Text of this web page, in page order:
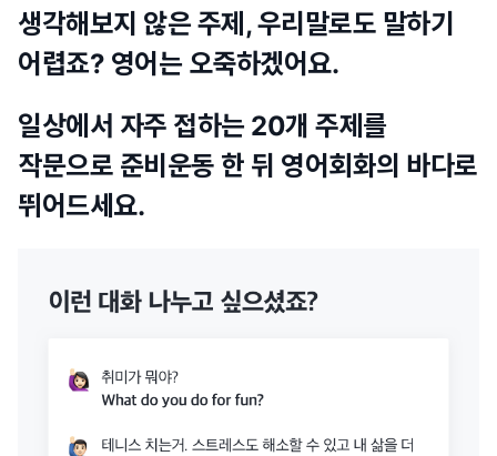
생각해보지 않은 주제, 우리말로도 말하기
어렵죠? 영어는 오죽하겠어요.
일상에서 자주 접하는 20개 주제를
작문으로 준비운동 한 뒤 영어회화의 바다로
뛰어드세요.